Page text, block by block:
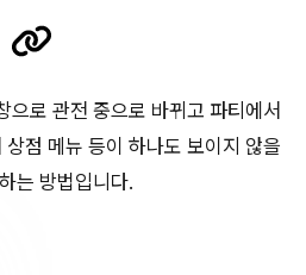
으로 관전 중으로 바뀌고 파티에서
점 메뉴 등이 하나도 보이지 않을
는 방법입니다.